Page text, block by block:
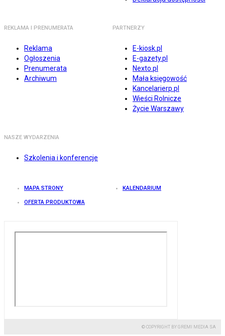
REKLAMA I PRENUMERATA
Reklama
Ogłoszenia
Prenumerata
Archiwum
PARTNERZY
E-kiosk.pl
E-gazety.pl
Nexto.pl
Mała księgowość
Kancelarierp.pl
Wieści Rolnicze
Życie Warszawy
NASZE WYDARZENIA
Szkolenia i konferencje
MAPA STRONY KALENDARIUM
OFERTA PRODUKTOWA
© COPYRIGHT BY GREMI MEDIA SA